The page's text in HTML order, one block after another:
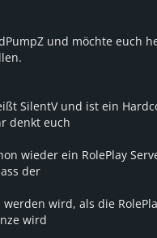
und möchte euch
SilentV und ist ein
denkt euch
wieder ein RolePlay
der
werden wird, als die
wird